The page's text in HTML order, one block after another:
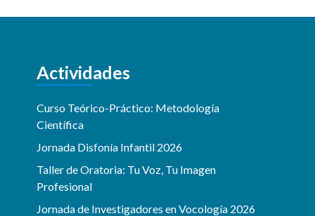
Actividades
Curso Teórico-Práctico: Metodología
Científica
Jornada Disfonía Infantil 2026
Taller de Oratoria: Tu Voz, Tu Imagen
Profesional
Jornada de Investigadores en Vocología 2026